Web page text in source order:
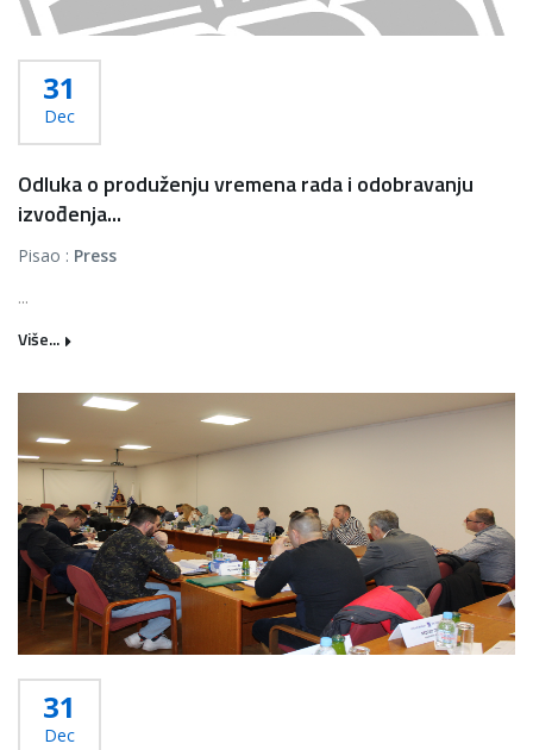
31
Dec
Odluka o produženju vremena rada i odobravanju
izvođenja...
Pisao : Press
...
Više...
31
Dec